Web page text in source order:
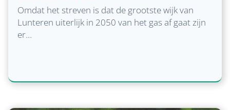
n
i
d
p
D
a
Omdat het streven is dat de grootste wijk van
Lunteren uiterlijk in 2050 van het gas af gaat zijn
er…